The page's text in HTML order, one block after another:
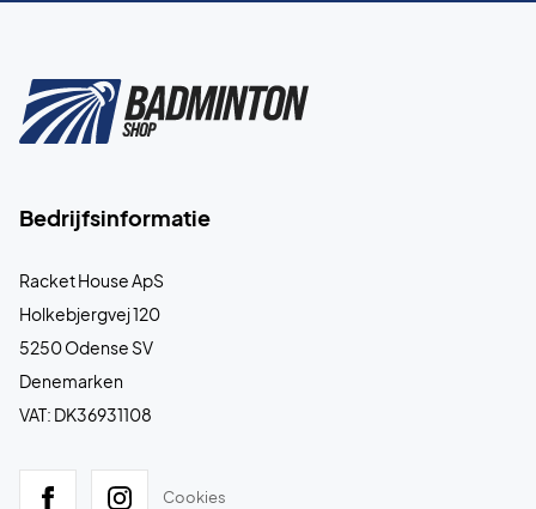
Bedrijfsinformatie
Racket House ApS
Holkebjergvej 120
5250 Odense SV
Denemarken
VAT: DK36931108
Cookies